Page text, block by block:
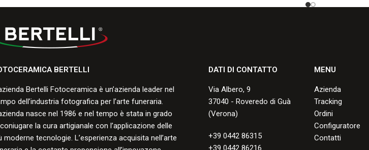
graffi, alle scheggiature e allo
anni.
Consulta i formati disponibili.
scheggiature e allo scoloramento, con una
scheggiature e
BERTELLI
Bertelli Fotoceramica è un’azienda leader nel
dell’industria fotografica per l’arte funeraria.
nasce nel 1986 e nel tempo è stata in grado
la cura artigianale con l’applicazione delle
moderne tecnologie. L’esperienza acquisita nell’arte
DATI DI CONTATTO
Via Albero, 9
37040 - Roveredo di Guà
(Verona)
+39 0442 86315
+39 0442 86216
MENU
Azienda
Tracking
Ordini
Configuratore
Contatti